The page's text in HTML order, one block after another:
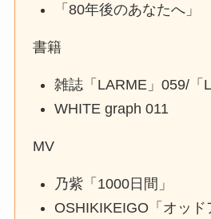
「80年後のあなたへ
書籍
雑誌「LARME」059/「
WHITE graph 011
MV
乃紫「1000日間」
OSHIKIKEIGO「オッド